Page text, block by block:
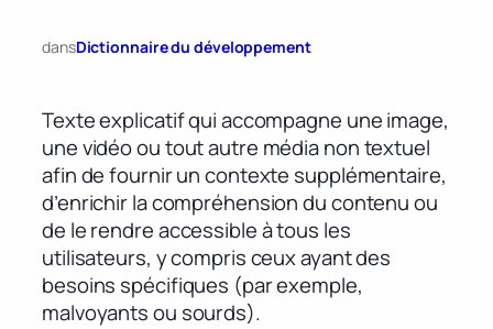
dansDictionnaire du développement
Texte explicatif qui accompagne une image,
une vidéo ou tout autre média non textuel
afin de fournir un contexte supplémentaire,
d’enrichir la compréhension du contenu ou
de le rendre accessible à tous les
utilisateurs, y compris ceux ayant des
besoins spécifiques (par exemple,
malvoyants ou sourds).